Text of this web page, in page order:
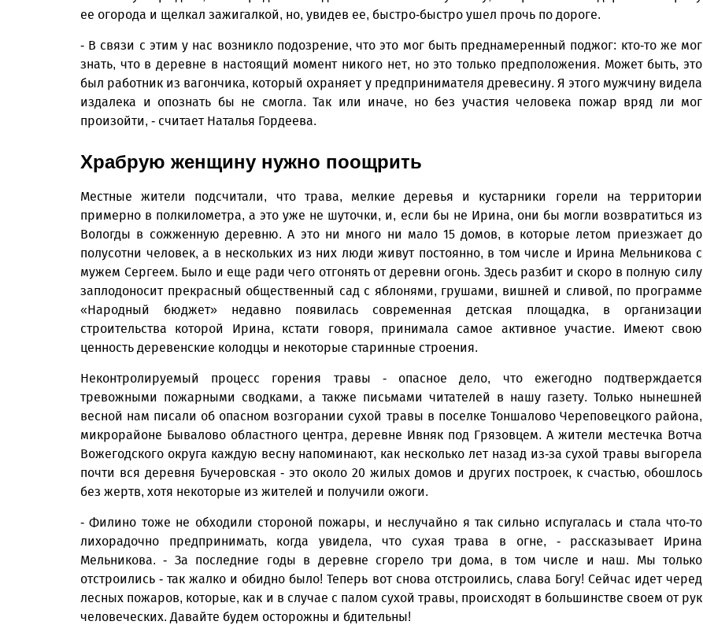
ее огорода и щелкал зажигалкой, но, увидев ее, быстро-быстро ушел прочь по дороге.
- В связи с этим у нас возникло подозрение, что это мог быть преднамеренный поджог: кто-то же мог
знать, что в деревне в настоящий момент никого нет, но это только предположения. Может быть, это
был работник из вагончика, который охраняет у предпринимателя древесину. Я этого мужчину видела
издалека и опознать бы не смогла. Так или иначе, но без участия человека пожар вряд ли мог
произойти, - считает Наталья Гордеева.
Храбрую женщину нужно поощрить
Местные жители подсчитали, что трава, мелкие деревья и кустарники горели на территории
примерно в полкилометра, а это уже не шуточки, и, если бы не Ирина, они бы могли возвратиться из
Вологды в сожженную деревню. А это ни много ни мало 15 домов, в которые летом приезжает до
полусотни человек, а в нескольких из них люди живут постоянно, в том числе и Ирина Мельникова с
мужем Сергеем. Было и еще ради чего отгонять от деревни огонь. Здесь разбит и скоро в полную силу
заплодоносит прекрасный общественный сад с яблонями, грушами, вишней и сливой, по программе
«Народный бюджет» недавно появилась современная детская площадка, в организации
строительства которой Ирина, кстати говоря, принимала самое активное участие. Имеют свою
ценность деревенские колодцы и некоторые старинные строения.
Неконтролируемый процесс горения травы - опасное дело, что ежегодно подтверждается
тревожными пожарными сводками, а также письмами читателей в нашу газету. Только нынешней
весной нам писали об опасном возгорании сухой травы в поселке Тоншалово Череповецкого района,
микрорайоне Бывалово областного центра, деревне Ивняк под Грязовцем. А жители местечка Вотча
Вожегодского округа каждую весну напоминают, как несколько лет назад из-за сухой травы выгорела
почти вся деревня Бучеровская - это около 20 жилых домов и других построек, к счастью, обошлось
без жертв, хотя некоторые из жителей и получили ожоги.
- Филино тоже не обходили стороной пожары, и неслучайно я так сильно испугалась и стала что-то
лихорадочно предпринимать, когда увидела, что сухая трава в огне, - рассказывает Ирина
Мельникова. - За последние годы в деревне сгорело три дома, в том числе и наш. Мы только
отстроились - так жалко и обидно было! Теперь вот снова отстроились, слава Богу! Сейчас идет черед
лесных пожаров, которые, как и в случае с палом сухой травы, происходят в большинстве своем от рук
человеческих. Давайте будем осторожны и бдительны!